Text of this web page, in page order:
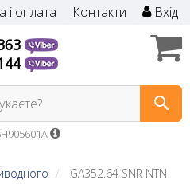
і оплата Контакти Вхід
GA352.64 SNR NTN